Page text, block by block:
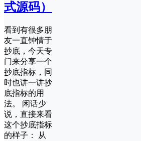
式源码）
看到有很多朋
友一直钟情于
抄底，今天专
门来分享一个
抄底指标，同
时也讲一讲抄
底指标的用
法。 闲话少
说，直接来看
这个抄底指标
的样子： 从